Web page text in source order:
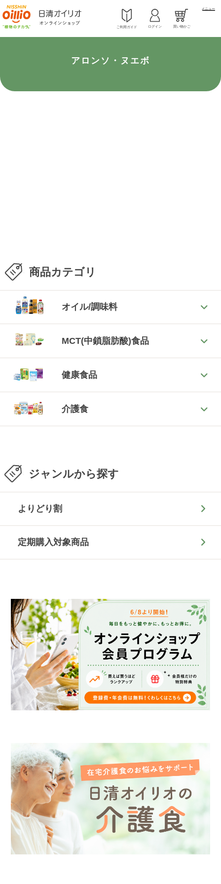
ご利用ガイド ログイン 買い物かご
メニュー
アロンソ・ヌエボ
商品カテゴリ
オイル/調味料
MCT(中鎖脂肪酸)食品
健康食品
介護食
ジャンルから探す
よりどり割
定期購入対象商品